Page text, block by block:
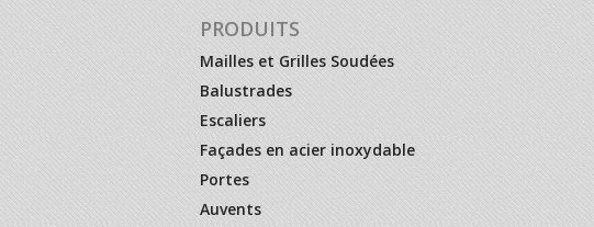
PRODUITS
Mailles et Grilles Soudées
Balustrades
Escaliers
Façades en acier inoxydable
Portes
Auvents